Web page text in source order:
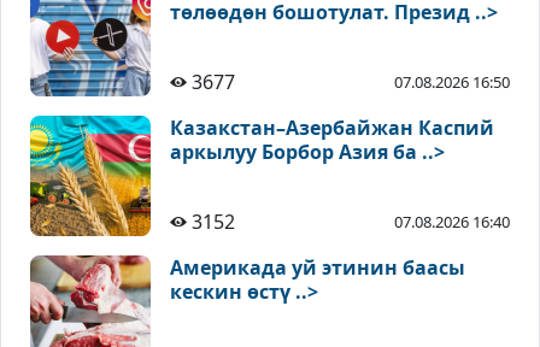
төлөөдөн бошотулат. Презид ..>
3677 07.08.2026 16:50
Казакстан–Азербайжан Каспий
аркылуу Борбор Азия ба ..>
3152 07.08.2026 16:40
Америкада уй этинин баасы
кескин өстү ..>